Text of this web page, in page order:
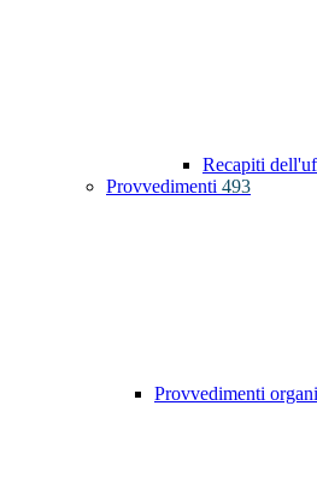
Recapiti
Provvedimenti 493
Provvedimenti